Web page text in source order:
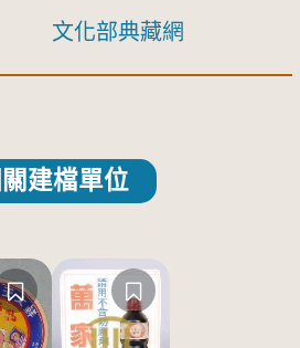
文化部典藏網
建檔單位